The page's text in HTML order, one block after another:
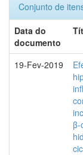
Conjunto de
Data do
documento
19-Fev-2019
β-